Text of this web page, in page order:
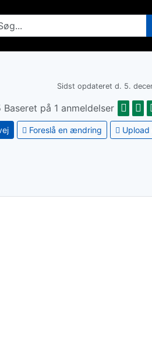
Sidst opdateret d. 5.
Baseret på 1 anmeldelser
Foreslå en ændring Upload